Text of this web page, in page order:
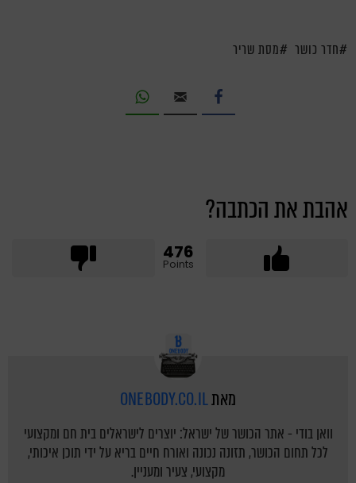
חדר כושר מסת שריר
אהבת את הכתבה?
476
Points
מאתONEBODY.CO.IL
וואן בודי - אתר הכושר של ישראל: יוצרים לישראלים בית חם ומקצועי
לכל תחום הכושר, תזונה נכונה ואורח חיים בריא על ידי תוכן איכותי,
מקצועי, צעיר ומעניין.